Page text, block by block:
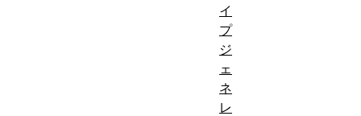
イ
プ
ジ
ェ
ネ
レ